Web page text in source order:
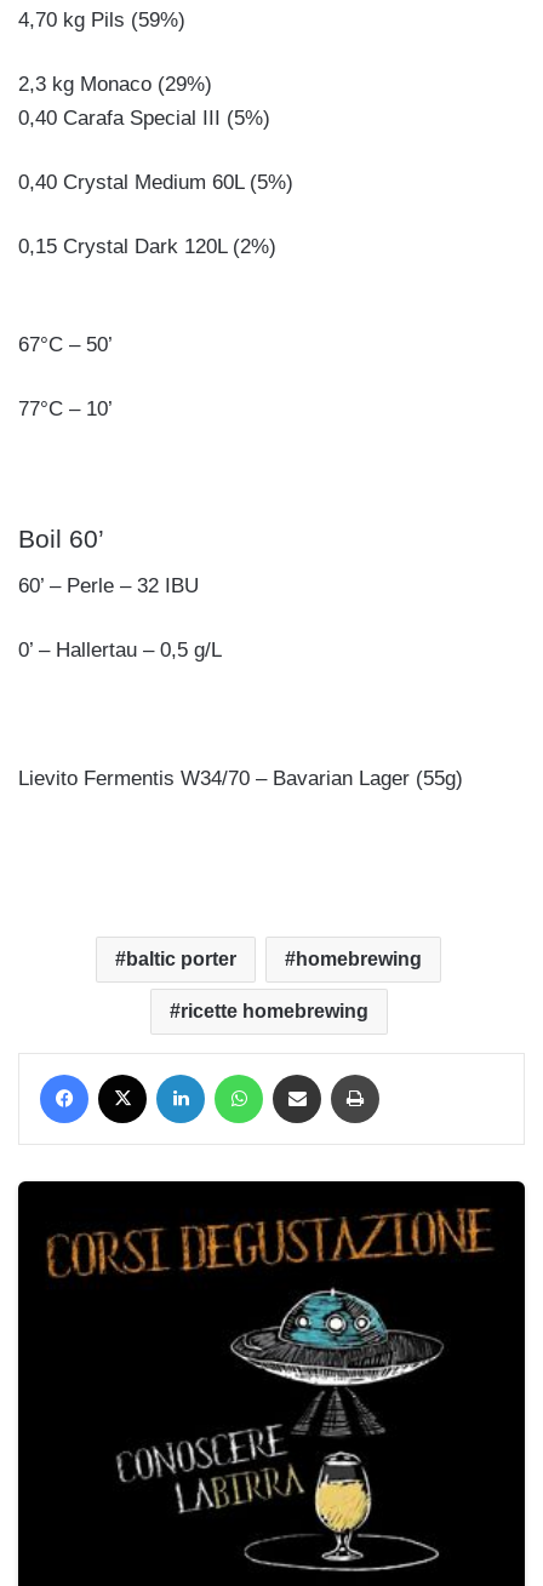
4,70 kg Pils (59%)
2,3 kg Monaco (29%)
0,40 Carafa Special III (5%)
0,40 Crystal Medium 60L (5%)
0,15 Crystal Dark 120L (2%)
67°C – 50’
77°C – 10’
Boil 60’
60’ – Perle – 32 IBU
0’ – Hallertau – 0,5 g/L
Lievito Fermentis W34/70 – Bavarian Lager (55g)
baltic porter homebrewing
ricette homebrewing
Facebook LinkedIn WhatsApp Condividi via mail